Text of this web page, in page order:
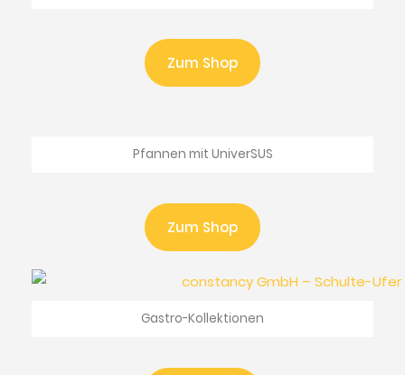
Zum Shop
Pfannen mit UniverSUS
Zum Shop
Gastro-Kollektionen